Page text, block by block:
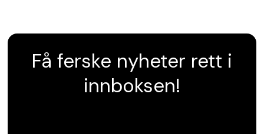
Få ferske nyheter rett i
innboksen!